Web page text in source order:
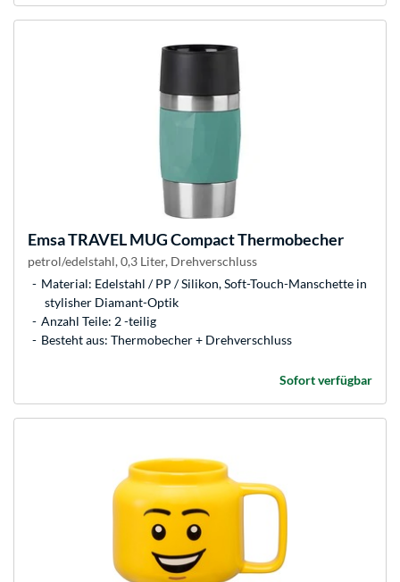
EmsaTRAVEL MUG Compact Thermobecher
petrol/edelstahl, 0,3 Liter, Drehverschluss
Material: Edelstahl / PP / Silikon, Soft-Touch-Manschette in
stylisher Diamant-Optik
Anzahl Teile: 2 -teilig
Besteht aus: Thermobecher + Drehverschluss
Sofort verfügbar